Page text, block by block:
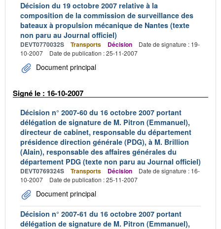
Décision du 19 octobre 2007 relative à la
composition de la commission de surveillance des
bateaux à propulsion mécanique de Nantes (texte
non paru au Journal officiel)
DEVT0770032S Transports Décision
Date de signature : 19-
10-2007
Date de publication : 25-11-2007
Document principal
Signé le : 16-10-2007
Décision n° 2007-60 du 16 octobre 2007 portant
délégation de signature de M. Pitron (Emmanuel),
directeur de cabinet, responsable du département
présidence direction générale (PDG), à M. Brillion
(Alain), responsable des affaires générales du
département PDG (texte non paru au Journal officiel)
DEVT0769324S Transports Décision
Date de signature : 16-
10-2007
Date de publication : 25-11-2007
Document principal
Décision n° 2007-61 du 16 octobre 2007 portant
délégation de signature de M. Pitron (Emmanuel),